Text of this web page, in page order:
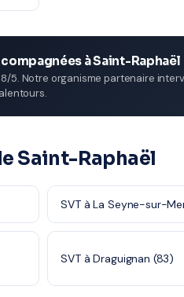
à Saint-Raphaël
5. Notre organisme partenaire
Saint-Raphaël
SVT à La Seyne-sur-
SVT à Draguignan (83)